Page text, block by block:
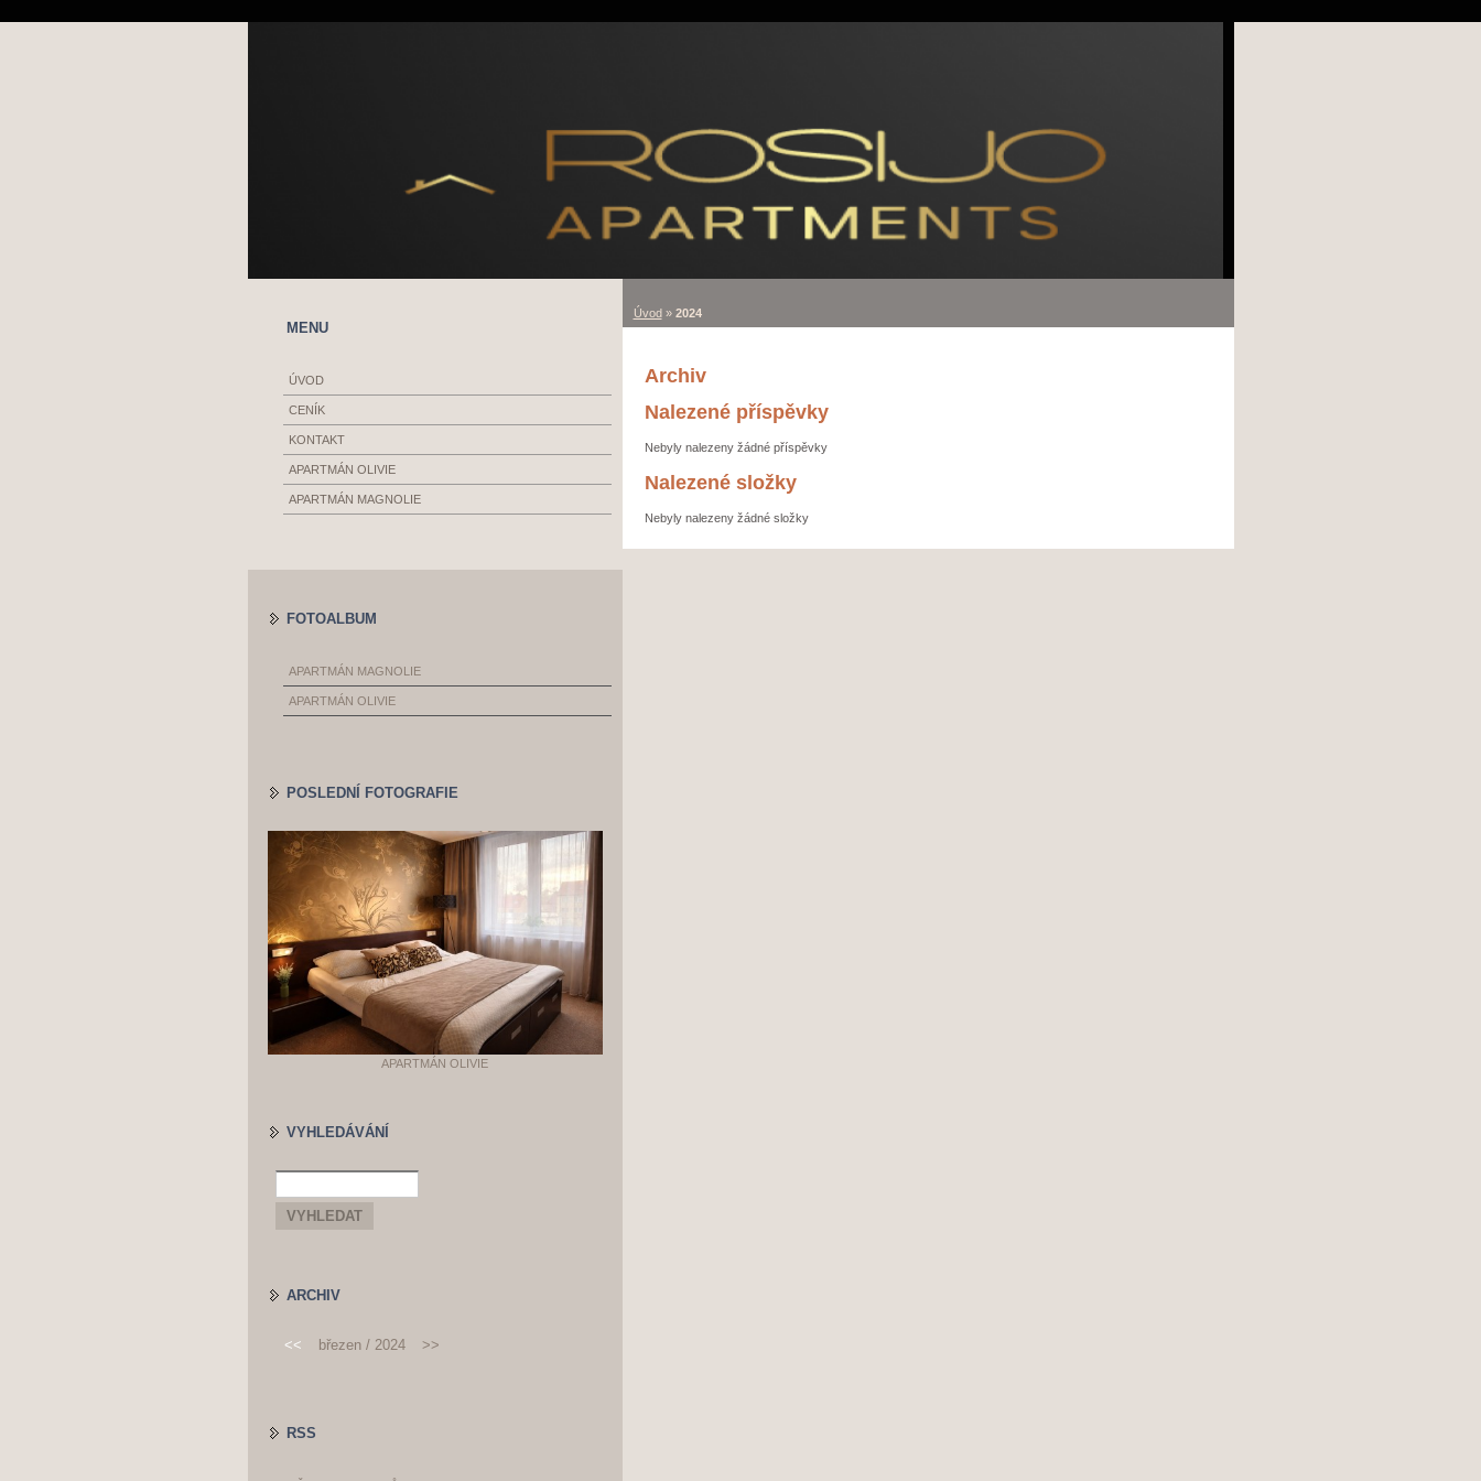
Úvod» 2024
Archiv
Nalezené příspěvky
Nebyly nalezeny žádné příspěvky
Nalezené složky
Nebyly nalezeny žádné složky
MENU
ÚVOD
CENÍK
KONTAKT
APARTMÁN OLIVIE
APARTMÁN MAGNOLIE
FOTOALBUM
APARTMÁN MAGNOLIE
APARTMÁN OLIVIE
POSLEDNÍ FOTOGRAFIE
APARTMÁN OLIVIE
VYHLEDÁVÁNÍ
ARCHIV
<< březen / 2024 >>
RSS